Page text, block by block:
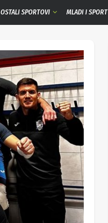
OSTALI SPORTOVI MLADI I SPORT